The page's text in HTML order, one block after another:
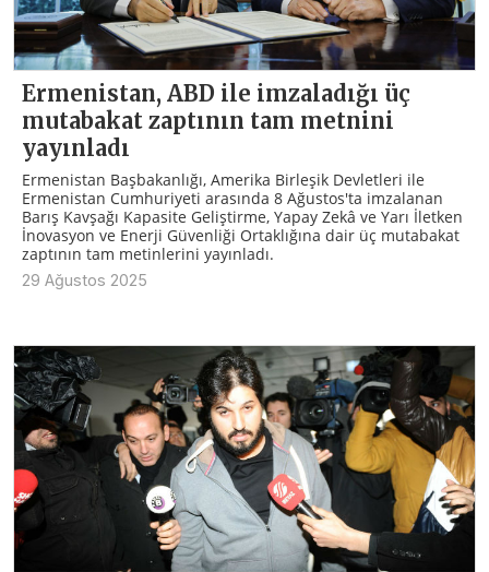
Ermenistan, ABD ile imzaladığı üç
mutabakat zaptının tam metnini
yayınladı
Ermenistan Başbakanlığı, Amerika Birleşik Devletleri ile
Ermenistan Cumhuriyeti arasında 8 Ağustos'ta imzalanan
Barış Kavşağı Kapasite Geliştirme, Yapay Zekâ ve Yarı İletken
İnovasyon ve Enerji Güvenliği Ortaklığına dair üç mutabakat
zaptının tam metinlerini yayınladı.
29 Ağustos 2025